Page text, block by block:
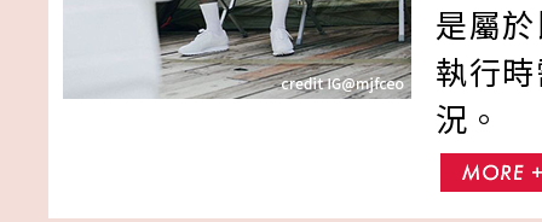
是屬
執行
況。